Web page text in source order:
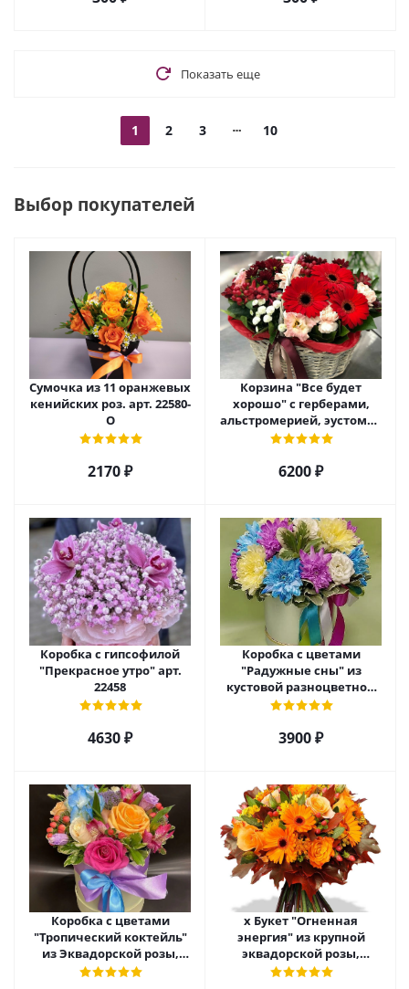
Показать еще
1 2 3 10
Выбор покупателей
Сумочка из 11 оранжевых
кенийских роз. арт. 22580-
О
2170 ₽
Корзина "Все будет
хорошо" с герберами,
альстромерией, эустомой
и хризантемой арт. 22461
6200 ₽
Коробка с гипсофилой
"Прекрасное утро" арт.
22458
4630 ₽
Коробка с цветами
"Радужные сны" из
кустовой разноцветной
хризантемы арт. 22457
3900 ₽
Коробка с цветами
"Тропический коктейль"
из Эквадорской розы,
эустомы, альстромерии
х Букет "Огненная
энергия" из крупной
эквадорской розы,
гиперикума и гермини.